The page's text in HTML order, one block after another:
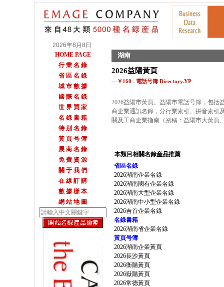
2026年8月8日
HOME PAGE
行 業 名 錄
省 區 名 錄
城 市 數 據
國 際 名 錄
世 界 買 家
名 錄 書 籍
特 别 名 錄
黃 頁 号 簿
展 商 名 錄
免 費 資 源
關 于 我 們
在 線 訂 購
數 據 樣 本
網 站 地 圖
湖南
2026益陽黃頁
—￥160 電話号簿 Directory.YP
2026益陽市黃頁。益陽市電話号簿，包括
商企業通訊名錄，分行業索引、拼音索引
關及工商企業指南（别稱：益陽市大黃頁
本類目相關名錄産品推薦
省區名錄
2026湖南企業名錄
2026湖南國有企業名錄
2026湖南大型企業名錄
2026湖南中小型企業名錄
2026吉首企業名錄
名錄書籍
2026湖南省企業名錄
黃頁号簿
2026湖南企業黃頁
2026長沙黃頁
2026衡陽黃頁
2026嶽陽黃頁
2026常德黃頁